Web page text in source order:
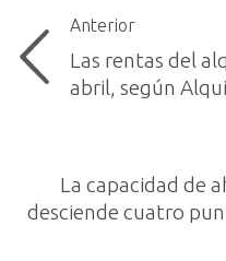
Anterior
Las rentas del
abril, según
La capacidad de
desciende cuatro